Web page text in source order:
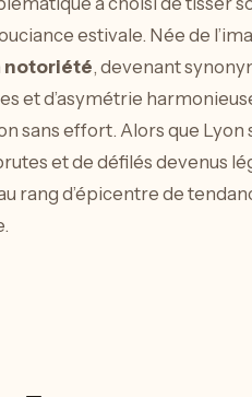
estivale. Née de
notoriété, devenant
et d’asymétrie
sans effort. Alors que Lyon
et de défilés devenus
rang d’épicentre de